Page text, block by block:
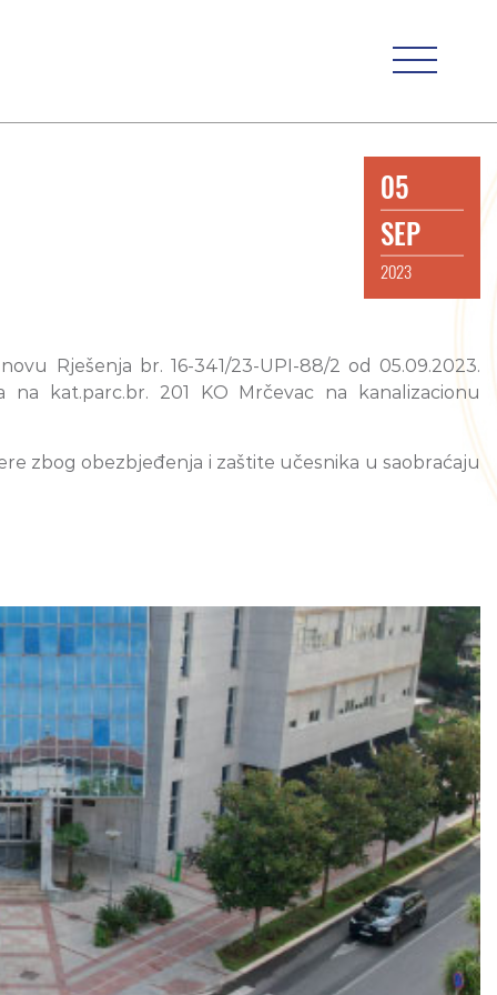
05
SEP
2023
Rješenja br. 16-341/23-UPI-88/2 od 05.09.2023.
kat.parc.br. 201 KO Mrčevac na kanalizacionu
zbog obezbjeđenja i zaštite učesnika u saobraćaju